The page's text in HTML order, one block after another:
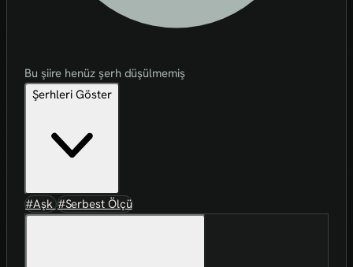
Bu şiire henüz şerh düşülmemiş
Şerhleri Göster
#Aşk#Serbest Ölçü